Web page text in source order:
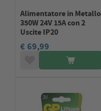
Alimentatore in Metallo
350W 24V 15A con 2
Uscite IP20
€ 69,99